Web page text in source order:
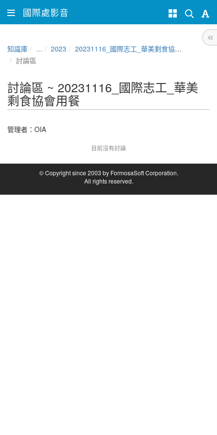
國際處影音
知識庫 ... 2023
20231116_國際志工_華美剩食協會用餐
討論區
討論區 ~ 20231116_國際志工_華美
剩食協會用餐
管理者： OIA
目前沒有討論
© Copyright since 2003 by FormosaSoft Corporation.
All rights reserved.